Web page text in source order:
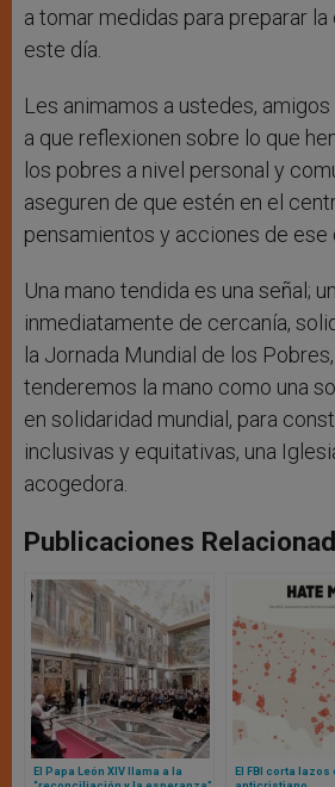
a tomar medidas para preparar
este día.
Les animamos a ustedes,
a que reflexionen sobre lo que
los pobres a nivel personal y
aseguren de que estén en el
pensamientos y acciones de ese
Una mano tendida es una señal;
inmediatamente de cercanía,
la Jornada Mundial de los
tenderemos la mano como una
en solidaridad mundial, para
inclusivas y equitativas, una
acogedora.
Publicaciones
El Papa León XIV llama a la
El FBI corta lazos